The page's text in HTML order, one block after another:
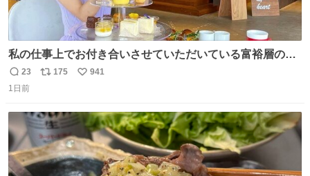
私の仕事上でお付き合いさせていただいている富裕層の社
長さん達は、こんな事しない。 こんな自慢は一切しない
し、なんなら表に出てこない。 自分に自信がない半端モン
#merchu
返
信
23
リ
ト
数
175
い
941
1日前